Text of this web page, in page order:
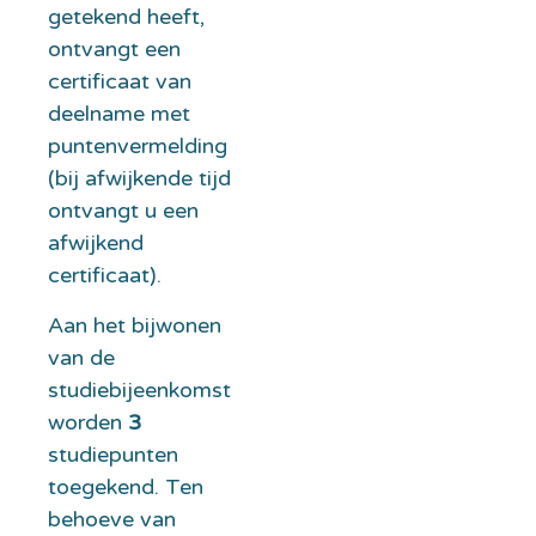
getekend heeft,
ontvangt een
certificaat van
deelname met
puntenvermelding
(bij afwijkende tijd
ontvangt u een
afwijkend
certificaat).
Aan het bijwonen
van de
studiebijeenkomst
worden 3
studiepunten
toegekend. Ten
behoeve van